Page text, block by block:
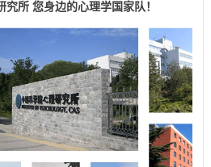
所 您身边的心理学国家队！